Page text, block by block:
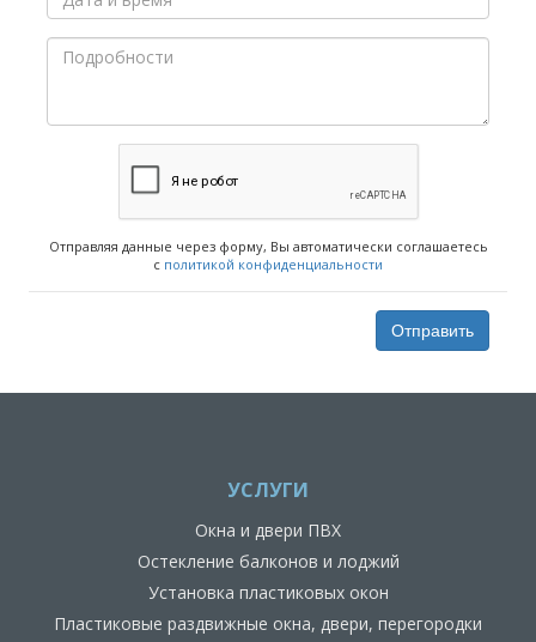
Отправляя данные через форму, Вы автоматически соглашаетесь
с политикой конфиденциальности
Отправить
УСЛУГИ
Окна и двери ПВХ
Остекление балконов и лоджий
Установка пластиковых окон
Пластиковые раздвижные окна, двери, перегородки